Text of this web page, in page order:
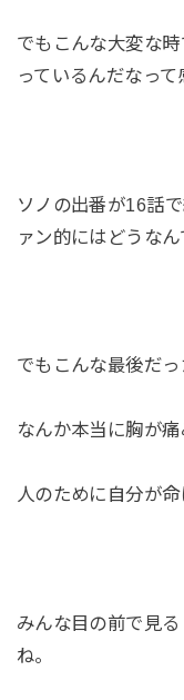
でもこんな大変な
っているんだなって
ソノの出番が16話
ァン的にはどうなん
でもこんな最後だっ
なんか本当に胸が痛
人のために自分が命
みんな目の前で見
ね。